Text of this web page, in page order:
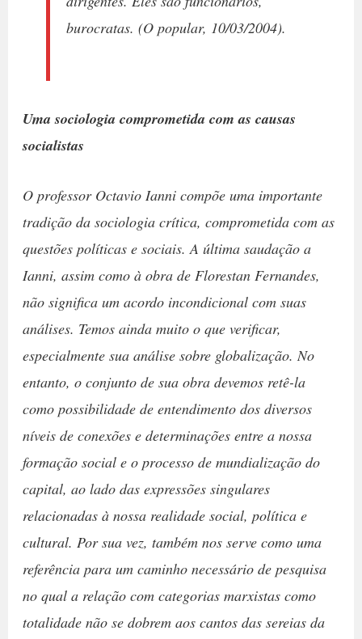
burocratas. (O popular, 10/03/2004).
Uma sociologia comprometida com as causas
socialistas
O professor Octavio Ianni compõe uma importante
tradição da sociologia crítica, comprometida com as
questões políticas e sociais. A última saudação a
Ianni, assim como à obra de Florestan Fernandes,
não significa um acordo incondicional com suas
análises. Temos ainda muito o que verificar,
especialmente sua análise sobre globalização. No
entanto, o conjunto de sua obra devemos retê-la
como possibilidade de entendimento dos diversos
níveis de conexões e determinações entre a nossa
formação social e o processo de mundialização do
capital, ao lado das expressões singulares
relacionadas à nossa realidade social, política e
cultural. Por sua vez, também nos serve como uma
referência para um caminho necessário de pesquisa
no qual a relação com categorias marxistas como
totalidade não se dobrem aos cantos das sereias da